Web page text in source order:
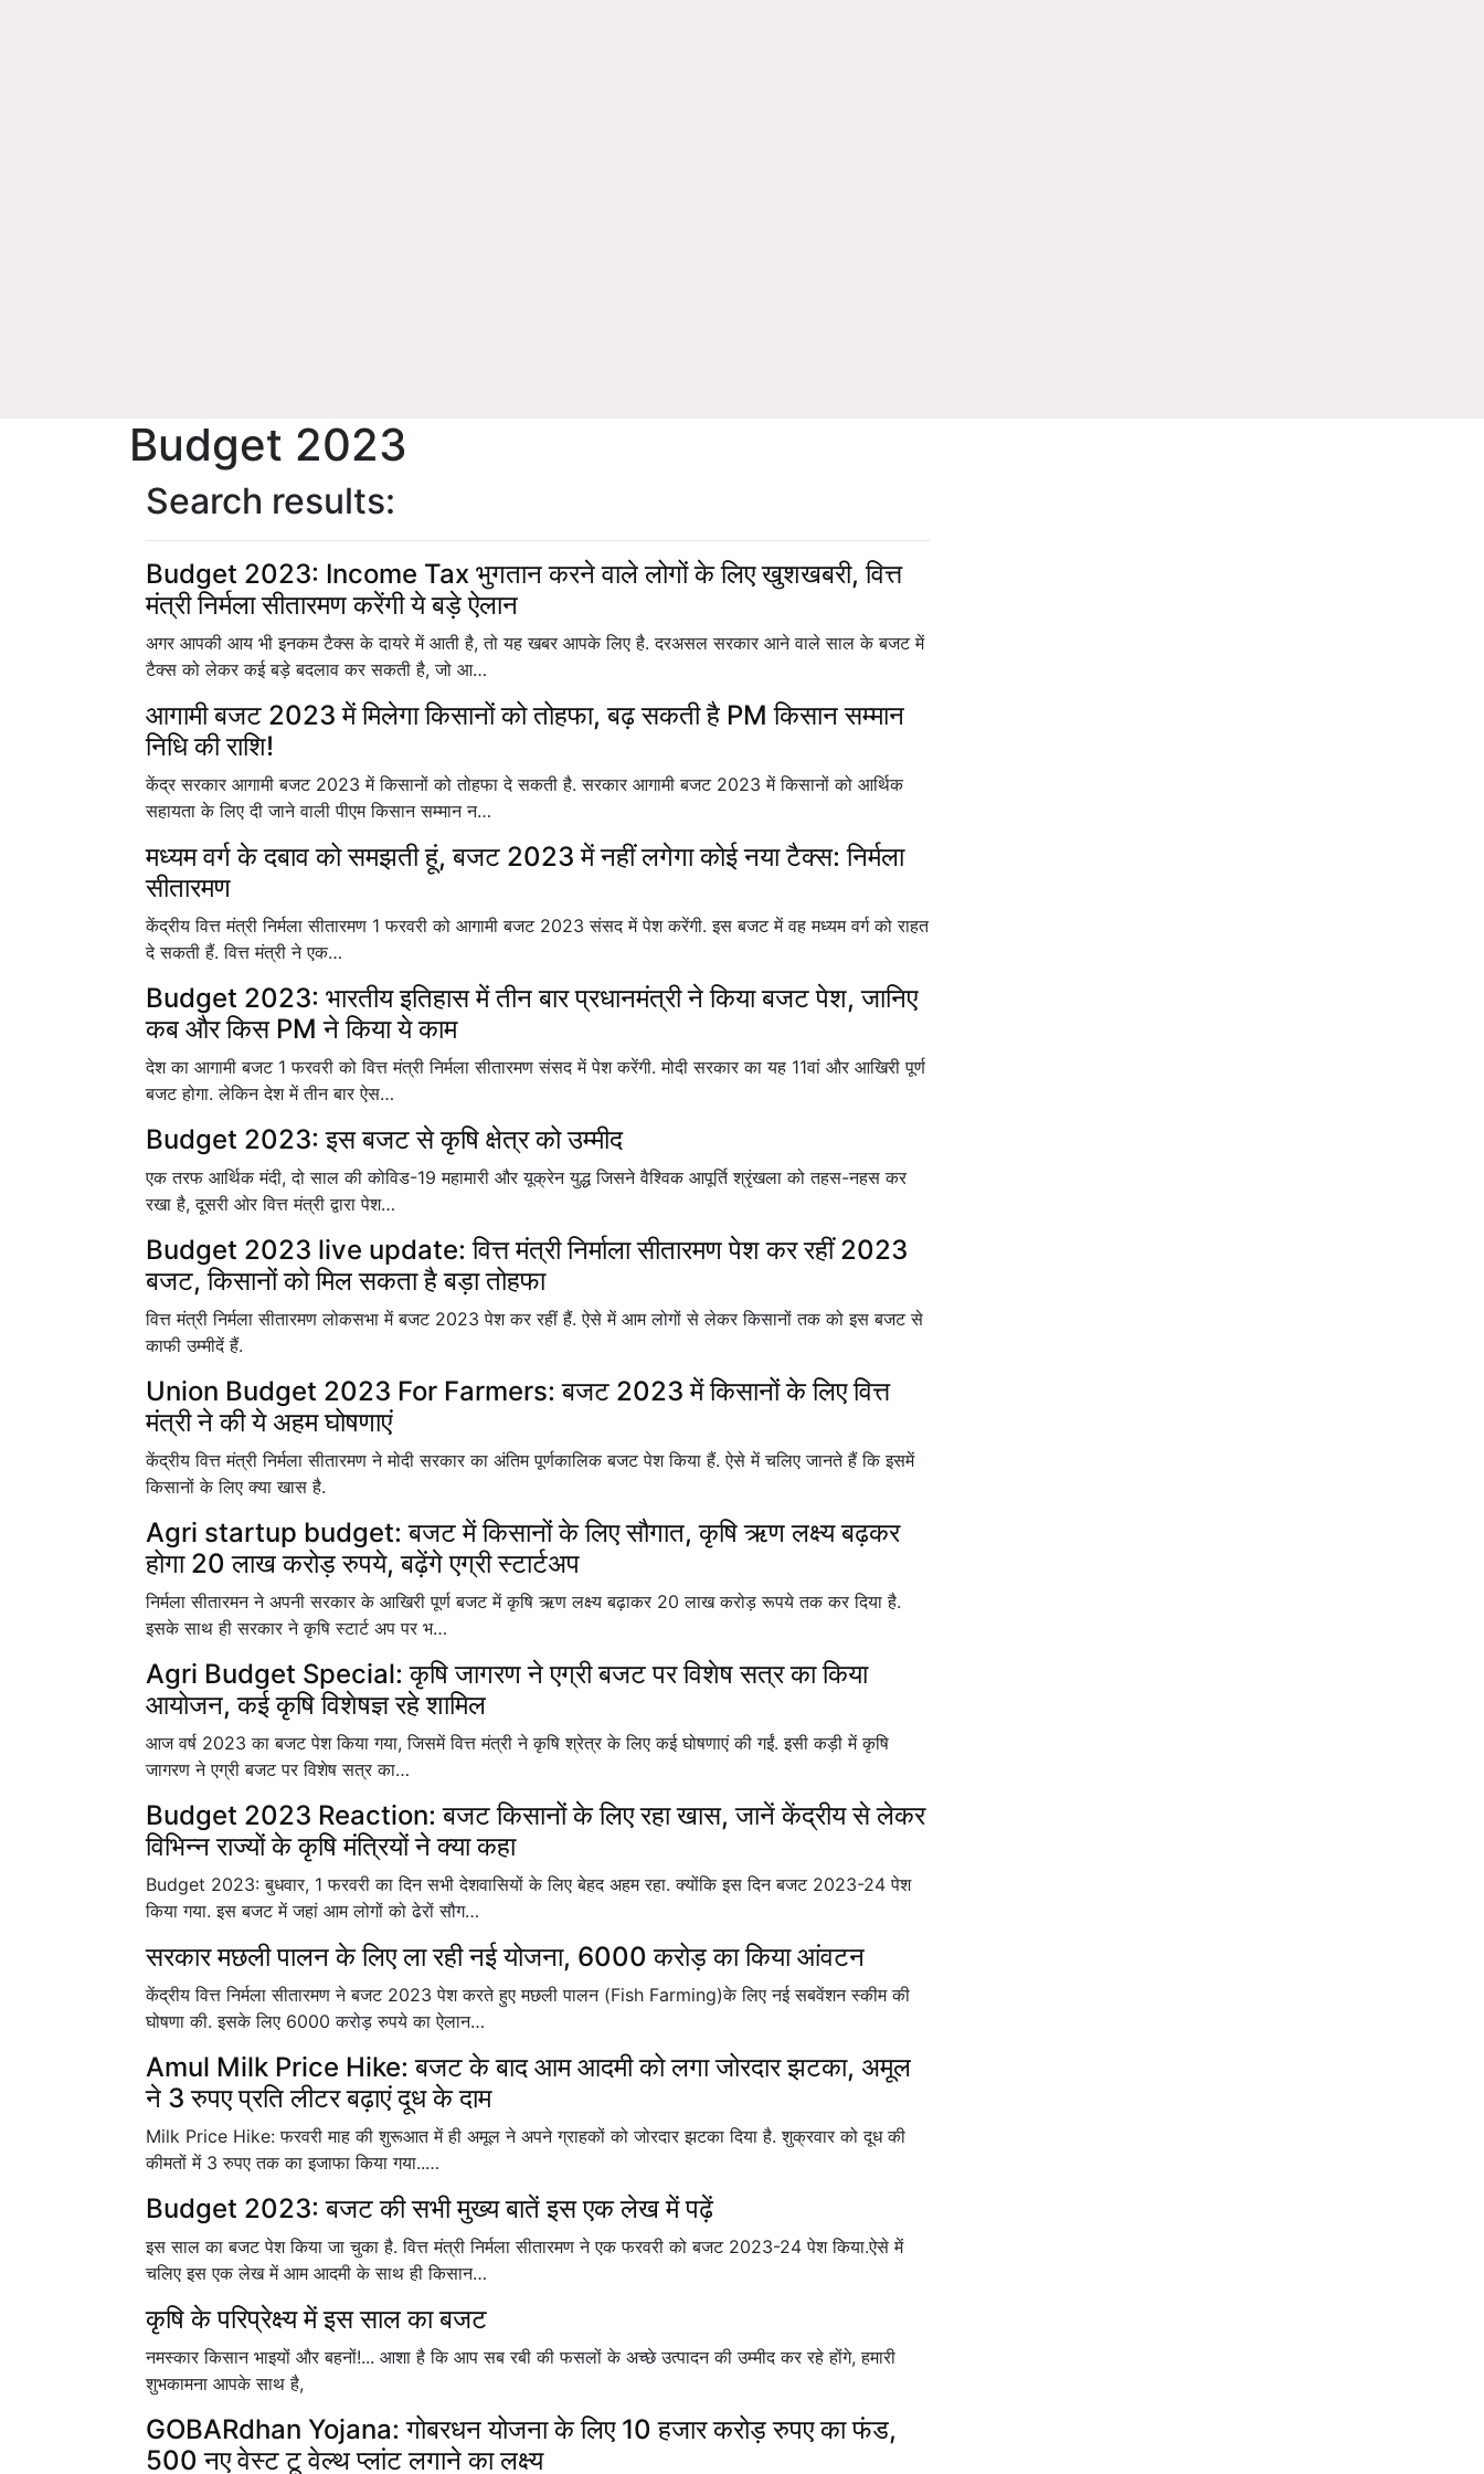
Budget 2023
Search results:
Budget 2023: Income Tax भुगतान करने वाले लोगों के लिए खुशखबरी, वित्त
मंत्री निर्मला सीतारमण करेंगी ये बड़े ऐलान
अगर आपकी आय भी इनकम टैक्स के दायरे में आती है, तो यह खबर आपके लिए है. दरअसल सरकार आने वाले साल के बजट में
टैक्स को लेकर कई बड़े बदलाव कर सकती है, जो आ…
आगामी बजट 2023 में मिलेगा किसानों को तोहफा, बढ़ सकती है PM किसान सम्मान
निधि की राशि!
केंद्र सरकार आगामी बजट 2023 में किसानों को तोहफा दे सकती है. सरकार आगामी बजट 2023 में किसानों को आर्थिक
सहायता के लिए दी जाने वाली पीएम किसान सम्मान न…
मध्यम वर्ग के दबाव को समझती हूं, बजट 2023 में नहीं लगेगा कोई नया टैक्स: निर्मला
सीतारमण
केंद्रीय वित्त मंत्री निर्मला सीतारमण 1 फरवरी को आगामी बजट 2023 संसद में पेश करेंगी. इस बजट में वह मध्यम वर्ग को राहत
दे सकती हैं. वित्त मंत्री ने एक…
Budget 2023: भारतीय इतिहास में तीन बार प्रधानमंत्री ने किया बजट पेश, जानिए
कब और किस PM ने किया ये काम
देश का आगामी बजट 1 फरवरी को वित्त मंत्री निर्मला सीतारमण संसद में पेश करेंगी. मोदी सरकार का यह 11वां और आखिरी पूर्ण
बजट होगा. लेकिन देश में तीन बार ऐस…
Budget 2023: इस बजट से कृषि क्षेत्र को उम्मीद
एक तरफ आर्थिक मंदी, दो साल की कोविड-19 महामारी और यूक्रेन युद्ध जिसने वैश्विक आपूर्ति श्रृंखला को तहस-नहस कर
रखा है, दूसरी ओर वित्त मंत्री द्वारा पेश…
Budget 2023 live update: वित्त मंत्री निर्माला सीतारमण पेश कर रहीं 2023
बजट, किसानों को मिल सकता है बड़ा तोहफा
वित्त मंत्री निर्मला सीतारमण लोकसभा में बजट 2023 पेश कर रहीं हैं. ऐसे में आम लोगों से लेकर किसानों तक को इस बजट से
काफी उम्मीदें हैं.
Union Budget 2023 For Farmers: बजट 2023 में किसानों के लिए वित्त
मंत्री ने की ये अहम घोषणाएं
केंद्रीय वित्त मंत्री निर्मला सीतारमण ने मोदी सरकार का अंतिम पूर्णकालिक बजट पेश किया हैं. ऐसे में चलिए जानते हैं कि इसमें
किसानों के लिए क्या खास है.
Agri startup budget: बजट में किसानों के लिए सौगात, कृषि ऋण लक्ष्य बढ़कर
होगा 20 लाख करोड़ रुपये, बढ़ेंगे एग्री स्टार्टअप
निर्मला सीतारमन ने अपनी सरकार के आखिरी पूर्ण बजट में कृषि ऋण लक्ष्य बढ़ाकर 20 लाख करोड़ रूपये तक कर दिया है.
इसके साथ ही सरकार ने कृषि स्टार्ट अप पर भ…
Agri Budget Special: कृषि जागरण ने एग्री बजट पर विशेष सत्र का किया
आयोजन, कई कृषि विशेषज्ञ रहे शामिल
आज वर्ष 2023 का बजट पेश किया गया, जिसमें वित्त मंत्री ने कृषि श्रेत्र के लिए कई घोषणाएं की गईं. इसी कड़ी में कृषि
जागरण ने एग्री बजट पर विशेष सत्र का…
Budget 2023 Reaction: बजट किसानों के लिए रहा खास, जानें केंद्रीय से लेकर
विभिन्न राज्यों के कृषि मंत्रियों ने क्या कहा
Budget 2023: बुधवार, 1 फरवरी का दिन सभी देशवासियों के लिए बेहद अहम रहा. क्योंकि इस दिन बजट 2023-24 पेश
किया गया. इस बजट में जहां आम लोगों को ढेरों सौग…
सरकार मछली पालन के लिए ला रही नई योजना, 6000 करोड़ का किया आंवटन
केंद्रीय वित्त निर्मला सीतारमण ने बजट 2023 पेश करते हुए मछली पालन (Fish Farming)के लिए नई सबवेंशन स्कीम की
घोषणा की. इसके लिए 6000 करोड़ रुपये का ऐलान…
Amul Milk Price Hike: बजट के बाद आम आदमी को लगा जोरदार झटका, अमूल
ने 3 रुपए प्रति लीटर बढ़ाएं दूध के दाम
Milk Price Hike: फरवरी माह की शुरूआत में ही अमूल ने अपने ग्राहकों को जोरदार झटका दिया है. शुक्रवार को दूध की
कीमतों में 3 रुपए तक का इजाफा किया गया..…
Budget 2023: बजट की सभी मुख्य बातें इस एक लेख में पढ़ें
इस साल का बजट पेश किया जा चुका है. वित्त मंत्री निर्मला सीतारमण ने एक फरवरी को बजट 2023-24 पेश किया.ऐसे में
चलिए इस एक लेख में आम आदमी के साथ ही किसान…
कृषि के परिप्रेक्ष्य में इस साल का बजट
नमस्कार किसान भाइयों और बहनों!... आशा है कि आप सब रबी की फसलों के अच्छे उत्पादन की उम्मीद कर रहे होंगे, हमारी
शुभकामना आपके साथ है,
GOBARdhan Yojana: गोबरधन योजना के लिए 10 हजार करोड़ रुपए का फंड,
500 नए वेस्ट टू वेल्थ प्लांट लगाने का लक्ष्य